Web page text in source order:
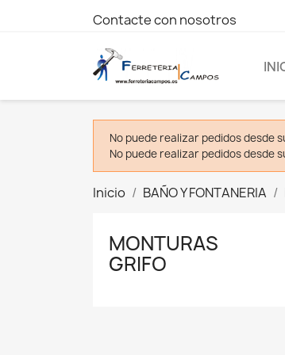
Contacte con nosotros
No puede realizar pedidos desde
No puede realizar pedidos desde
Inicio BAÑO Y FONTANERIA
MONTURAS
GRIFO